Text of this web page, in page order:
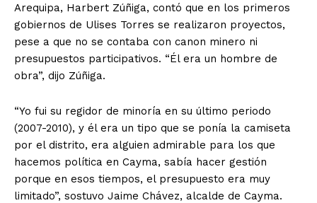
Arequipa, Harbert Zúñiga, contó que en los primeros
gobiernos de Ulises Torres se realizaron proyectos,
pese a que no se contaba con canon minero ni
presupuestos participativos. “Él era un hombre de
obra”, dijo Zúñiga.
“Yo fui su regidor de minoría en su último periodo
(2007-2010), y él era un tipo que se ponía la camiseta
por el distrito, era alguien admirable para los que
hacemos política en Cayma, sabía hacer gestión
porque en esos tiempos, el presupuesto era muy
limitado”, sostuvo Jaime Chávez, alcalde de Cayma.